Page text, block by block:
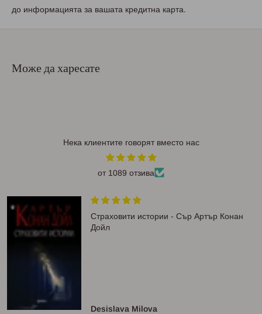
до информацията за вашата кредитна карта.
Може да харесате
Нека клиентите говорят вместо нас
от 1089 отзива
Страховити истории - Сър Артър Конан
Дойл
Desislava Milova